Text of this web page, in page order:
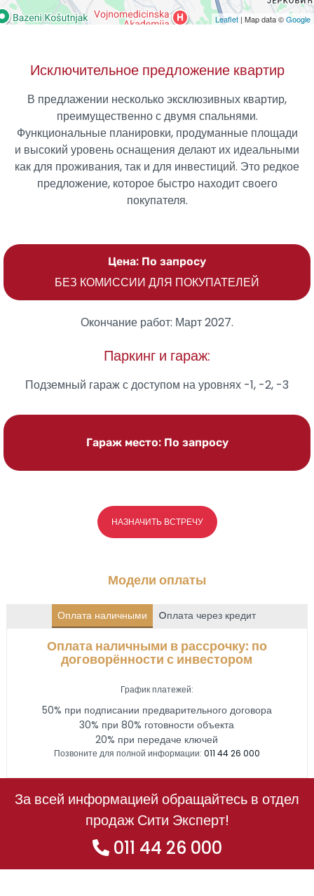
Leaflet | Map data ©Google
Исключительное предложение квартир
В предлажении несколько эксклюзивных квартир,
преимущественно с двумя спальнями.
Функциональные планировки, продуманные площади
и высокий уровень оснащения делают их идеальными
как для проживания, так и для инвестиций. Это редкое
предложение, которое быстро находит своего
покупателя.
Цена: По запросу
БЕЗ КОМИССИИ ДЛЯ ПОКУПАТЕЛЕЙ
Окончание работ: Март 2027.
Паркинг и гараж:
Подземный гараж с доступом на уровнях -1, -2, -3
Гараж место: По запросу
НАЗНАЧИТЬ ВСТРЕЧУ
Модели оплаты
Оплата наличными Oплата через кредит
Оплата наличными в рассрочку: по
договорённости с инвестором
График платежей:
50% при подписании предварительного договора
30% при 80% готовности объекта
20% при передаче ключей
Позвоните для полной информации: 011 44 26 000
За всей информацией обращайтесь в отдел
продаж Сити Эксперт!
011 44 26 000